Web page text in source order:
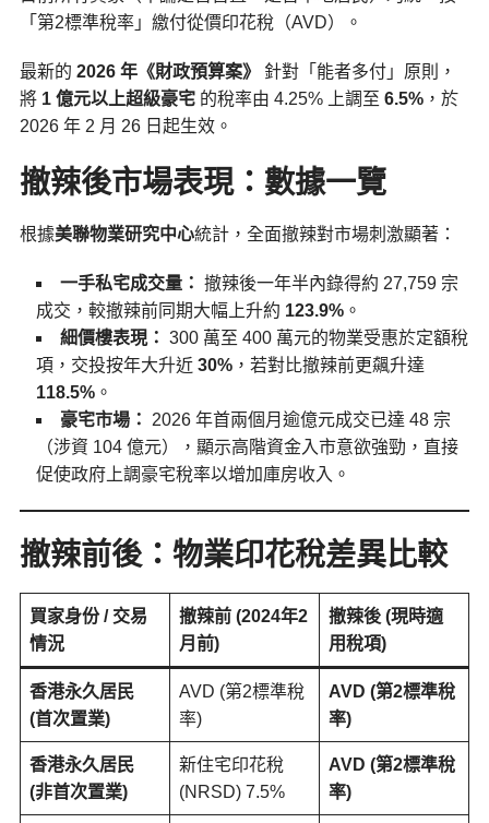
「第2標準稅率」繳付從價印花稅（AVD）。
最新的 2026 年《財政預算案》
針對「能者多付」原則，
將 1 億元以上超級豪宅的稅率由 4.25% 上調至 6.5%，於
2026 年 2 月 26 日起生效。
撤辣後市場表現：數據一覽
根據美聯物業研究中心統計，全面撤辣對市場刺激顯著：
一手私宅成交量： 撤辣後一年半內錄得約 27,759 宗
成交，較撤辣前同期大幅上升約 123.9%。
細價樓表現： 300 萬至 400 萬元的物業受惠於定額稅
項，交投按年大升近 30%，若對比撤辣前更飆升達
118.5%。
豪宅市場：
2026 年首兩個月逾億元成交已達 48 宗
（涉資 104 億元），顯示高階資金入市意欲強勁，直接
促使政府上調豪宅稅率以增加庫房收入。
撤辣前後：物業印花稅差異比較
買家身份 / 交易
情況
撤辣前 (2024年2
月前)
撤辣後 (現時適
用稅項)
香港永久居民
(首次置業)
AVD (第2標準稅
率)
AVD (第2標準稅
率)
香港永久居民
(非首次置業)
新住宅印花稅
(NRSD) 7.5%
AVD (第2標準稅
率)